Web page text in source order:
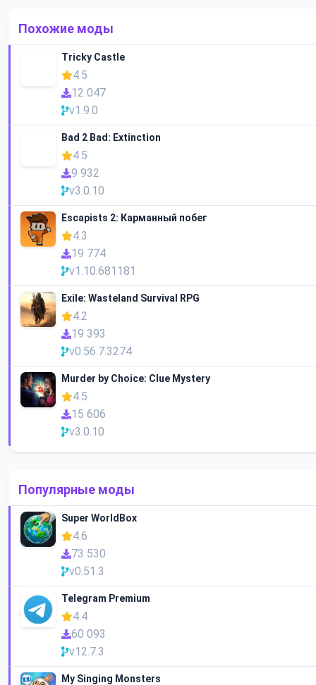
Похожие моды
Tricky Castle
4.5
12 047
v1.9.0
Bad 2 Bad: Extinction
4.5
9 932
v3.0.10
Escapists 2: Карманный побег
4.3
19 774
v1.10.681181
Exile: Wasteland Survival RPG
4.2
19 393
v0.56.7.3274
Murder by Choice: Clue Mystery
4.5
15 606
v3.0.10
Популярные моды
Super WorldBox
4.6
73 530
v0.51.3
Telegram Premium
4.4
60 093
v12.7.3
My Singing Monsters